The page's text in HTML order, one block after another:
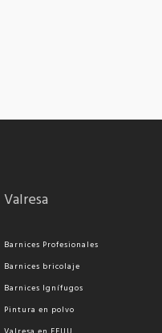
Valresa
Barnices Profesionales
Barnices bricolaje
Barnices Ignífugos
Pintura en polvo